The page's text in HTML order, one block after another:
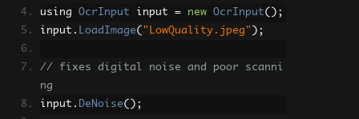
using OcrInput input = new OcrInput();
input . LoadImage( "LowQuality.jpeg" );
// fixes digital noise and poor scanni
ng
input . DeNoise();